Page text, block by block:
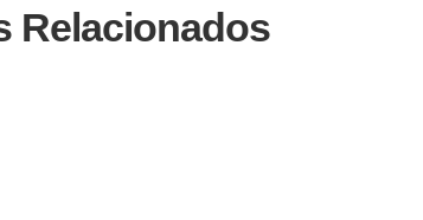
Relacionados